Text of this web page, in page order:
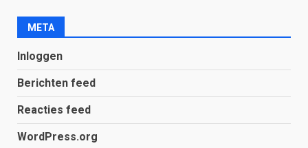
META
Inloggen
Berichten feed
Reacties feed
WordPress.org